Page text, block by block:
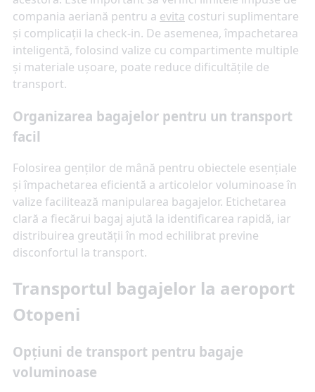
compania aeriană pentru a evita costuri suplimentare
și complicații la check-in. De asemenea, împachetarea
inteligentă, folosind valize cu compartimente multiple
și materiale ușoare, poate reduce dificultățile de
transport.
Organizarea bagajelor pentru un transport
facil
Folosirea genților de mână pentru obiectele esențiale
și împachetarea eficientă a articolelor voluminoase în
valize facilitează manipularea bagajelor. Etichetarea
clară a fiecărui bagaj ajută la identificarea rapidă, iar
distribuirea greutății în mod echilibrat previne
disconfortul la transport.
Transportul bagajelor la aeroport
Otopeni
Opțiuni de transport pentru bagaje
voluminoase